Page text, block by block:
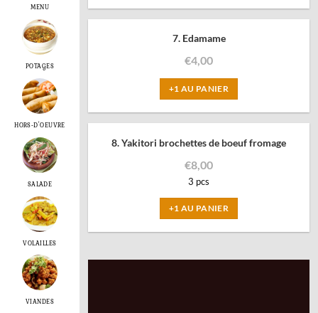
MENU
POTAGES
HORS-D'OEUVRE
SALADE
VOLAILLES
VIANDES
7. Edamame
€4,00
+1 AU PANIER
8. Yakitori brochettes de boeuf fromage
€8,00
3 pcs
+1 AU PANIER